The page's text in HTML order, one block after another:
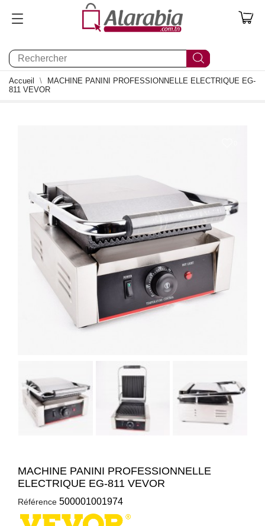
0
Accueil
MACHINE PANINI PROFESSIONNELLE ELECTRIQUE EG-
811 VEVOR
MACHINE PANINI PROFESSIONNELLE
ELECTRIQUE EG-811 VEVOR
Référence 500001001974